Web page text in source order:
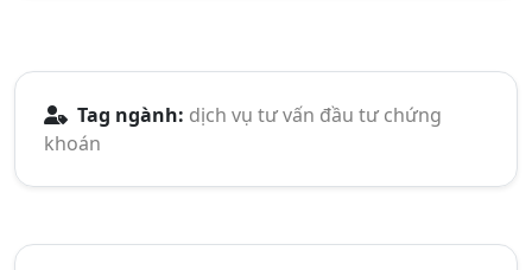
Tag ngành: dịch vụ tư vấn đầu tư chứng
khoán